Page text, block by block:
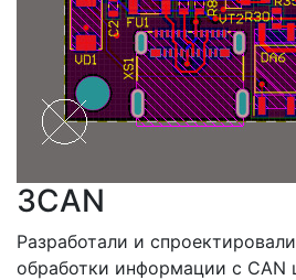
3CAN
Разработали и
обработки информации с